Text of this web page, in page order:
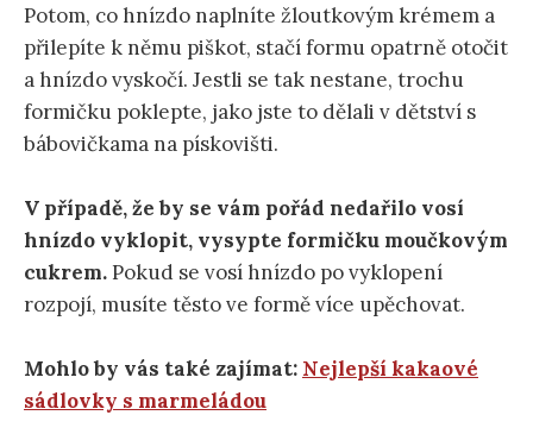
Potom, co hnízdo naplníte žloutkovým krémem a
přilepíte k němu piškot, stačí formu opatrně otočit
a hnízdo vyskočí. Jestli se tak nestane, trochu
formičku poklepte, jako jste to dělali v dětství s
bábovičkama na pískovišti.
V případě, že by se vám pořád nedařilo vosí
hnízdo vyklopit, vysypte formičku moučkovým
cukrem.Pokud se vosí hnízdo po vyklopení
rozpojí, musíte těsto ve formě více upěchovat.
Mohlo by vás také zajímat: Nejlepší kakaové
sádlovky s marmeládou